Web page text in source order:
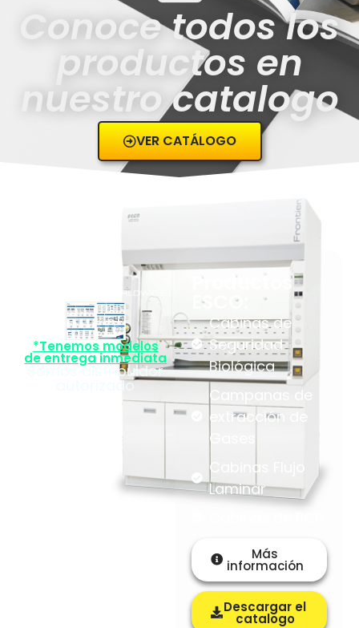
Conoce todos los
productos en
nuestro catalogo
VER CATÁLOGO
*Tenemos modelos
de entrega inmediata
Somos distribuidor
autorizado
Productos
ESCO:
Cabinas de
Seguridad
Biológica
Campanas de
extracción de
Gases
Cabinas Flujo
Laminar
Más
información
Descargar el
catalogo